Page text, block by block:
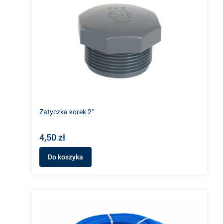
Zatyczka korek 2"
4,50 zł
Do koszyka